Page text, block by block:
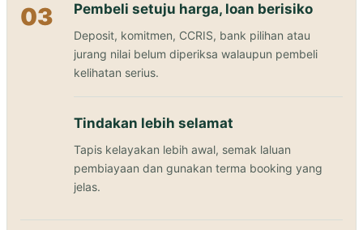
03 Pembeli setuju harga, loan berisiko
Deposit, komitmen, CCRIS, bank pilihan atau
jurang nilai belum diperiksa walaupun pembeli
kelihatan serius.
Tindakan lebih selamat
Tapis kelayakan lebih awal, semak laluan
pembiayaan dan gunakan terma booking yang
jelas.